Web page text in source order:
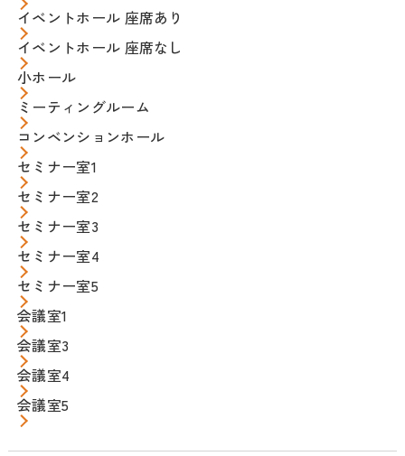
イベントホール 座席あり
イベントホール 座席なし
小ホール
ミーティングルーム
コンベンションホール
セミナー室1
セミナー室2
セミナー室3
セミナー室4
セミナー室5
会議室1
会議室3
会議室4
会議室5